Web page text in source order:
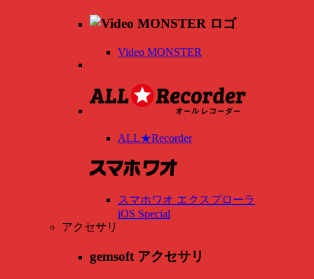
Video MONSTER
ALL★Recorder
スマホワオ エクスプローラ
iOS Special
アクセサリ
gemsoft アクセサリ